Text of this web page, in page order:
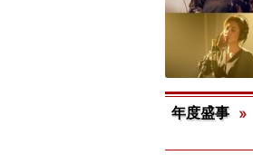
年度盛事